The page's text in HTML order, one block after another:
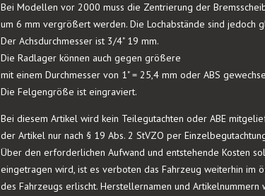
Bei Modellen vor 2000 muss die Zentrierung der
um 6 mm vergrößert werden. Die Lochabstände sind jedoch
Der Achsdurchmesser ist 3/4" 19 mm.
Die Radlager können auch gegen größere
mit einem Durchmesser von 1" = 25,4 mm oder ABS
Die Felgengröße ist eingraviert.
Bei diesem Artikel wird kein Teilegutachten oder ABE
der Artikel nur nach § 19 Abs. 2 StVZO per
Über den erforderlichen Aufwand und entstehende Kosten
eingetragen wird, ist es verboten das Fahrzeug weiterhin im
des Fahrzeugs erlischt. Herstellernamen und